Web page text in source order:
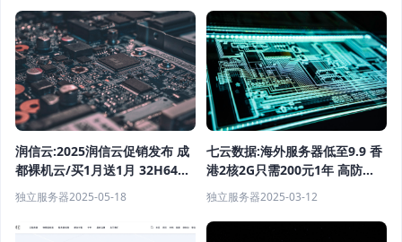
润信云:2025润信云促销发布 成
都裸机云/买1月送1月 32H64G
仅需199
独立服务器2025-05-18
七云数据:海外服务器低至9.9 香
港2核2G只需200元1年 高防
600G物理机240月 DV证书20一
年
独立服务器2025-03-12